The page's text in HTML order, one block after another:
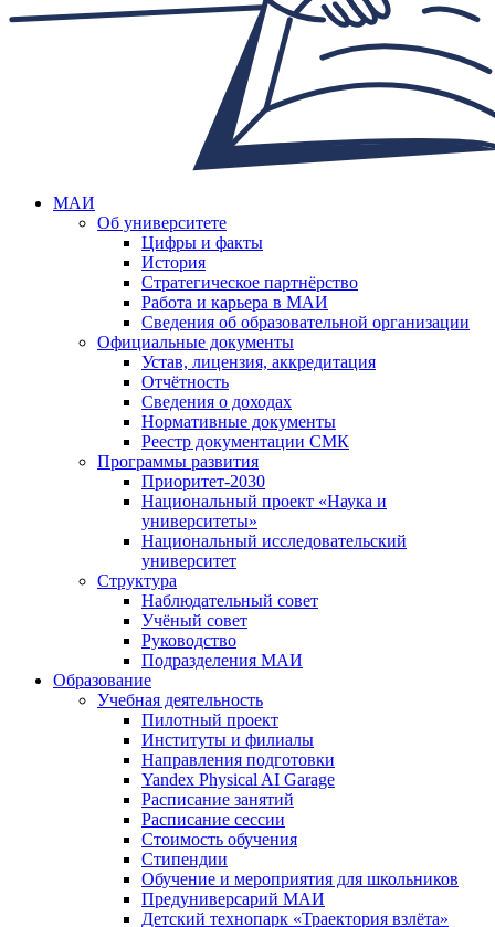
МАИ
Об университете
Цифры и факты
История
Стратегическое партнёрство
Работа и карьера в МАИ
Сведения об образовательной организации
Официальные документы
Устав, лицензия, аккредитация
Отчётность
Сведения о доходах
Нормативные документы
Реестр документации СМК
Программы развития
Приоритет-2030
Национальный проект «Наука и
университеты»
Национальный исследовательский
университет
Структура
Наблюдательный совет
Учёный совет
Руководство
Подразделения МАИ
Образование
Учебная деятельность
Пилотный проект
Институты и филиалы
Направления подготовки
Yandex Physical AI Garage
Расписание занятий
Расписание сессии
Стоимость обучения
Стипендии
Обучение и мероприятия для школьников
Предуниверсарий МАИ
Детский технопарк «Траектория взлёта»